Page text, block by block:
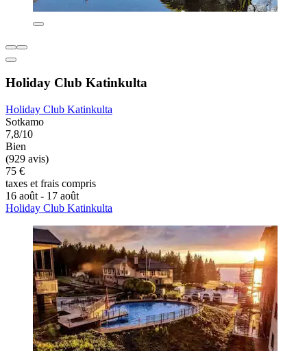
Holiday Club Katinkulta
Holiday Club Katinkulta
Sotkamo
7,8/10
Bien
(929 avis)
75 €
taxes et frais compris
16 août - 17 août
Holiday Club Katinkulta